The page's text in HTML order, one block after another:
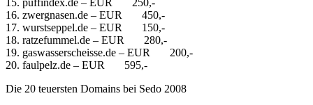
16. zwergnasen.de – EUR 450,-
17. wurstseppel.de – EUR 150,-
18. ratzefummel.de – EUR 280,-
19. gaswasserscheisse.de – EUR 200,-
20. faulpelz.de – EUR 595,-
Die 20 teuersten Domains bei Sedo 2008